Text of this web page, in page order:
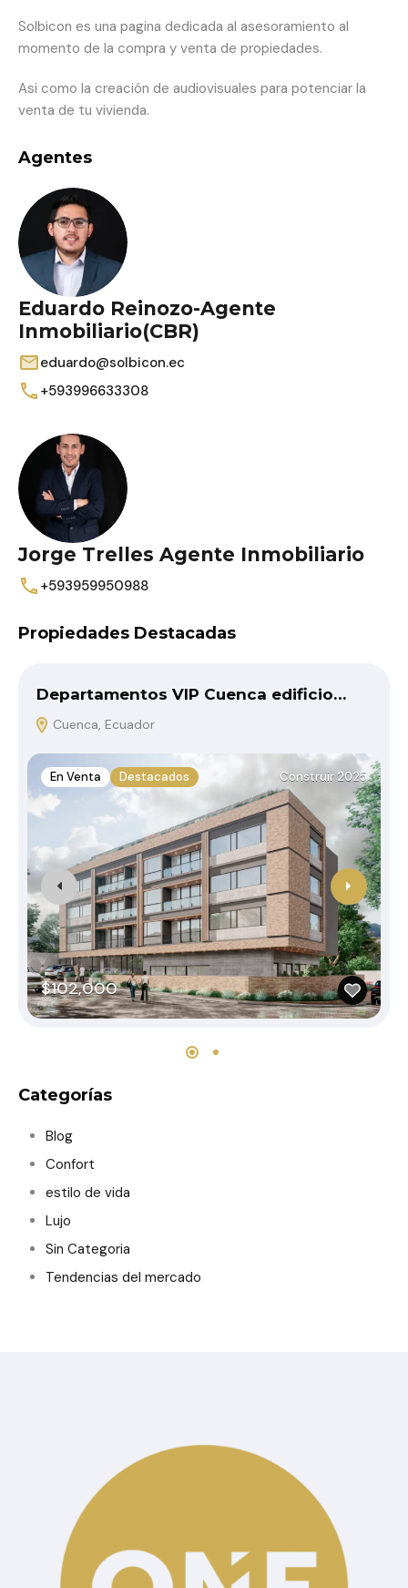
Solbicon es una pagina dedicada al asesoramiento al
momento de la compra y venta de propiedades.
Asi como la creación de audiovisuales para potenciar la
venta de tu vivienda.
Agentes
Eduardo Reinozo-Agente
Inmobiliario(CBR)
eduardo@solbicon.ec
+593996633308
Jorge Trelles Agente Inmobiliario
+593959950988
Propiedades Destacadas
Departamentos VIP Cuenca edificio…
Cuenca, Ecuador
En Venta Destacados Construir 2025
$102,000
Categorías
Blog
Confort
estilo de vida
Lujo
Sin Categoria
Tendencias del mercado